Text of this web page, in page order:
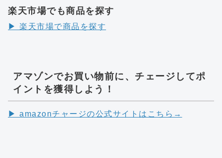
楽天市場でも商品を探す
▶︎ 楽天市場で商品を探す
アマゾンでお買い物前に、チェージしてポ
イントを獲得しよう！
▶︎ amazonチャージの公式サイトはこちら→